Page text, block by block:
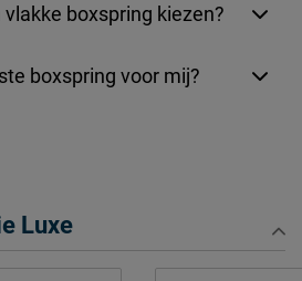
boxspring kiezen?
boxspring voor mij?
Luxe